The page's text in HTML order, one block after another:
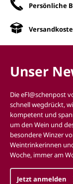
Persönliche
Unser
Die eFl@schenpost
schnell wegdrückt,
kompetent und
um den Wein und
besondere Winzer
Weintrinkerinnen
Woche, immer am
Jetzt anmelden